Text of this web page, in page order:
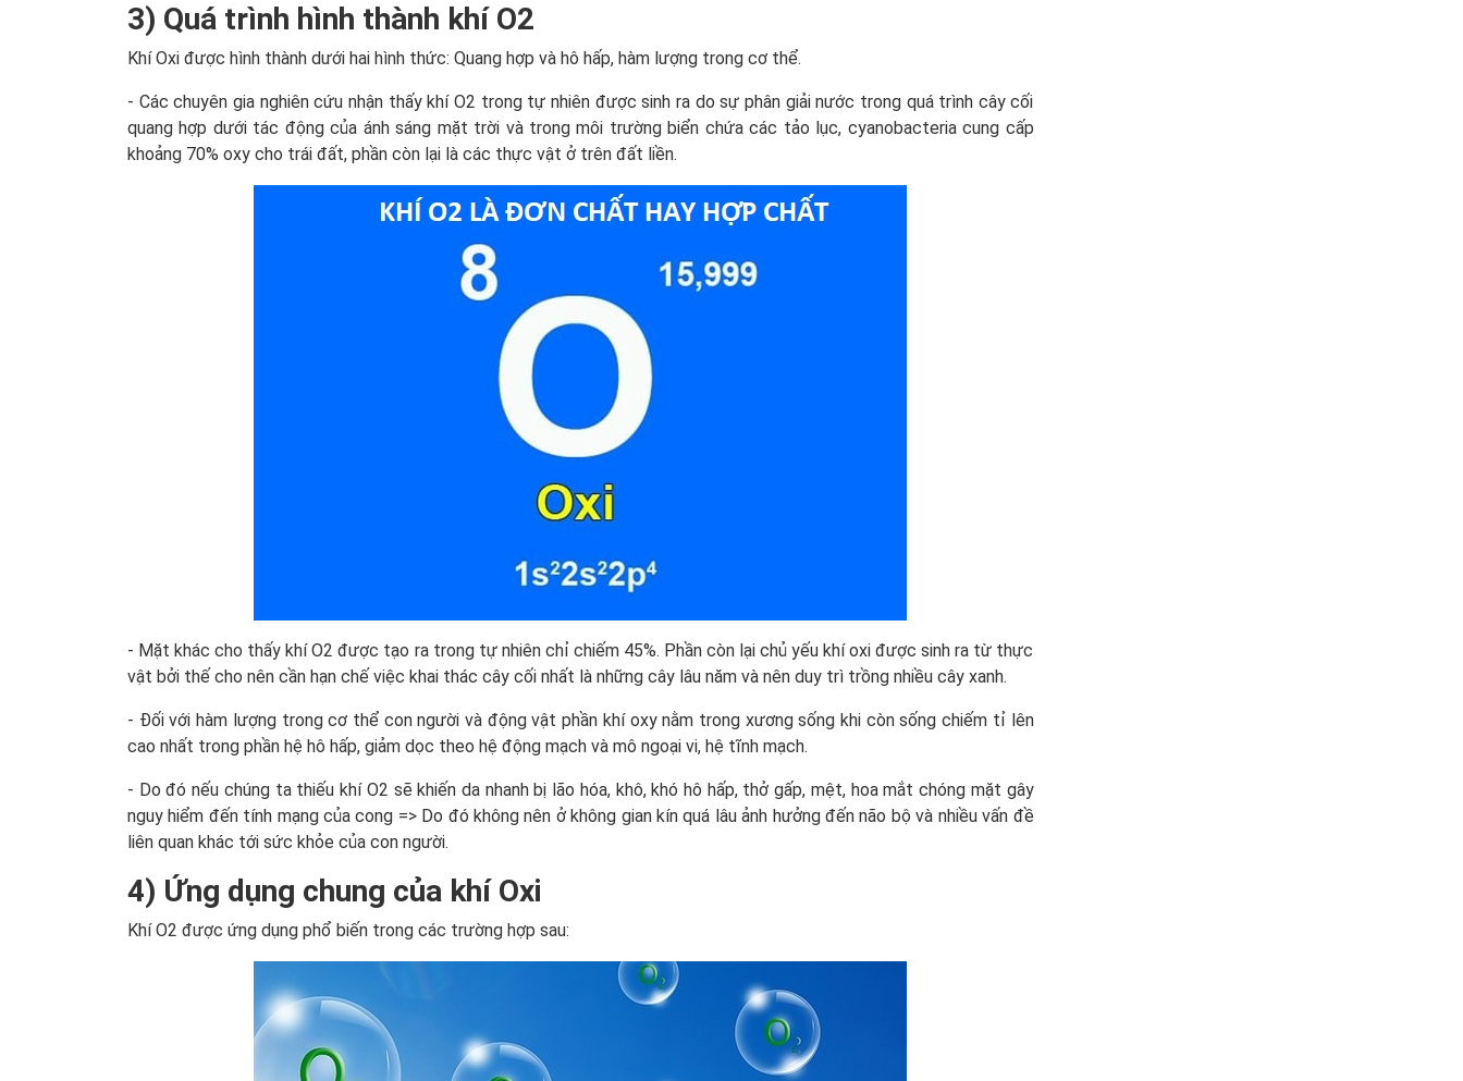
3) Quá trình hình thành khí O2
Khí Oxi được hình thành dưới hai hình thức: Quang hợp và hô hấp, hàm lượng trong cơ thể.
- Các chuyên gia nghiên cứu nhận thấy khí O2 trong tự nhiên được sinh ra do sự phân giải nước trong quá trình cây cối
quang hợp dưới tác động của ánh sáng mặt trời và trong môi trường biển chứa các tảo lục, cyanobacteria cung cấp
khoảng 70% oxy cho trái đất, phần còn lại là các thực vật ở trên đất liền.
- Mặt khác cho thấy khí O2 được tạo ra trong tự nhiên chỉ chiếm 45%. Phần còn lại chủ yếu khí oxi được sinh ra từ thực
vật bởi thế cho nên cần hạn chế việc khai thác cây cối nhất là những cây lâu năm và nên duy trì trồng nhiều cây xanh.
- Đối với hàm lượng trong cơ thể con người và động vật phần khí oxy nằm trong xương sống khi còn sống chiếm tỉ lên
cao nhất trong phần hệ hô hấp, giảm dọc theo hệ động mạch và mô ngoại vi, hệ tĩnh mạch.
- Do đó nếu chúng ta thiếu khí O2 sẽ khiến da nhanh bị lão hóa, khô, khó hô hấp, thở gấp, mệt, hoa mắt chóng mặt gây
nguy hiểm đến tính mạng của cong => Do đó không nên ở không gian kín quá lâu ảnh hưởng đến não bộ và nhiều vấn đề
liên quan khác tới sức khỏe của con người.
4) Ứng dụng chung của khí Oxi
Khí O2 được ứng dụng phổ biến trong các trường hợp sau: